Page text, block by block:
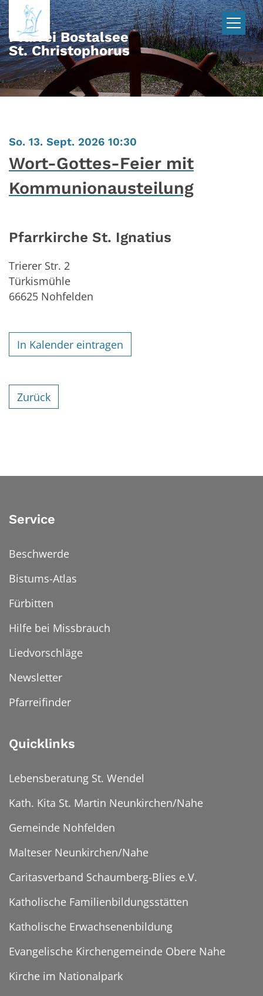
Zum Inhalt springen
Pfarrei Bostalsee
St. Christophorus
So. 13. Sept. 2026 10:30
Wort-Gottes-Feier mit
Kommunionausteilung
Pfarrkirche St. Ignatius
Trierer Str. 2
Türkismühle
66625 Nohfelden
In Kalender eintragen
Zurück
Service
Beschwerde
Bistums-Atlas
Fürbitten
Hilfe bei Missbrauch
Liedvorschläge
Newsletter
Pfarreifinder
Quicklinks
Lebensberatung St. Wendel
Kath. Kita St. Martin Neunkirchen/Nahe
Gemeinde Nohfelden
Malteser Neunkirchen/Nahe
Caritasverband Schaumberg-Blies e.V.
Katholische Familienbildungsstätten
Katholische Erwachsenenbildung
Evangelische Kirchengemeinde Obere Nahe
Kirche im Nationalpark